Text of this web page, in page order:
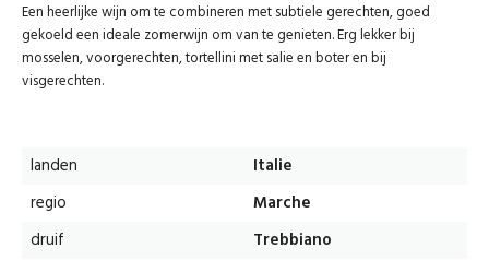
Een heerlijke wijn om te combineren met subtiele gerechten, goed
gekoeld een ideale zomerwijn om van te genieten. Erg lekker bij
mosselen, voorgerechten, tortellini met salie en boter en bij
visgerechten.
landen
Italie
regio
Marche
druif
Trebbiano